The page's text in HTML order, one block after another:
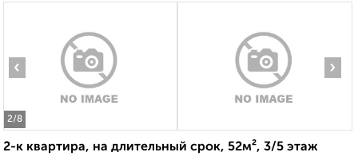
2/8
‹ ›
2-к квартира, на длительный срок, 52м², 3/5 этаж